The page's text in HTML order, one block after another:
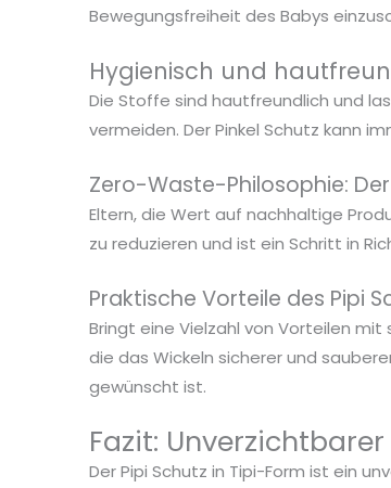
Bewegungsfreiheit des Babys
Hygienisch und
Die Stoffe sind hautfreundlich und
vermeiden. Der Pinkel Schutz kann
Zero-Waste-Philosophie:
Eltern, die Wert auf nachhaltige
zu reduzieren und ist ein Schritt in
Praktische Vorteile des Pipi
Bringt eine Vielzahl von Vorteilen
die das Wickeln sicherer und
gewünscht ist.
Fazit:
Der Pipi Schutz in Tipi-Form ist ein